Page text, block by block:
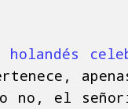
o no, el